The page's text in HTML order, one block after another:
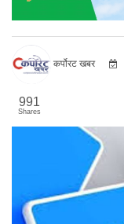
कर्पोरट खबर
991
Shares